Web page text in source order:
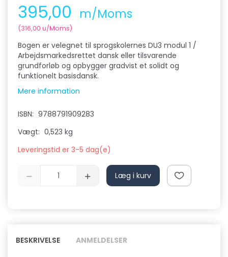
395,00 m/Moms
(316,00 u/Moms)
Bogen er velegnet til sprogskolernes DU3 modul 1 /
Arbejdsmarkedsrettet dansk eller tilsvarende
grundforløb og opbygger gradvist et solidt og
funktionelt basisdansk.
Mere information
ISBN: 9788791909283
Vægt: 0,523 kg
Leveringstid er 3-5 dag(e)
Læg i kurv
BESKRIVELSE ANMELDELSER